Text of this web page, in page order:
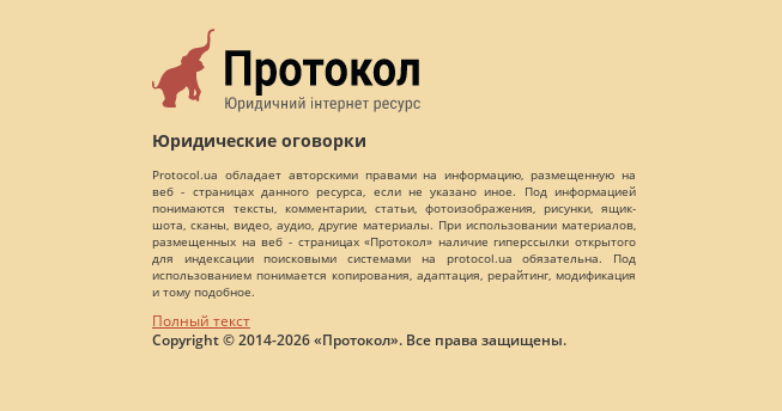
Юридические оговорки
Protocol.ua обладает авторскими правами на информацию, размещенную на
веб - страницах данного ресурса, если не указано иное. Под информацией
понимаются тексты, комментарии, статьи, фотоизображения, рисунки, ящик-
шота, сканы, видео, аудио, другие материалы. При использовании материалов,
размещенных на веб - страницах «Протокол» наличие гиперссылки открытого
для индексации поисковыми системами на protocol.ua обязательна. Под
использованием понимается копирования, адаптация, рерайтинг, модификация
и тому подобное.
Полный текст
Copyright © 2014-2026 «Протокол». Все права защищены.